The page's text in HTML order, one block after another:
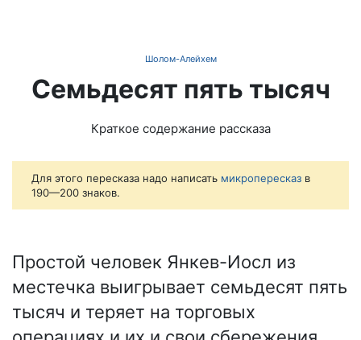
Шолом-Алейхем
Семьдесят пять тысяч
Краткое содержание рассказа
Для этого пересказа надо написать микропересказ в
190—200 знаков.
Простой человек Янкев-Иосл из
местечка выигрывает семьдесят пять
тысяч и теряет на торговых